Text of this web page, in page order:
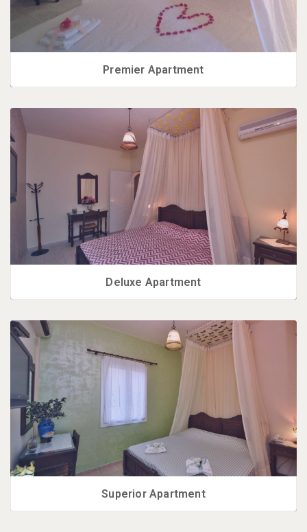
Premier Apartment
Deluxe Apartment
Superior Apartment